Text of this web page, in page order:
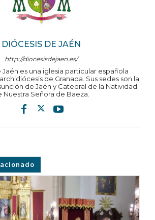
DIÓCESIS DE JAÉN
http://diocesisdejaen.es/
Jaén es una iglesia particular española
de Granada. Sus sedes son la
de Jaén y Catedral de la Natividad
Nuestra Señora de Baeza.